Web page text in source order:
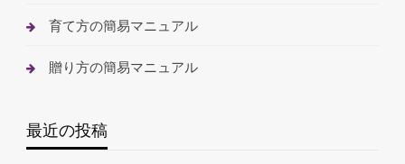
育て方の簡易マニュアル
贈り方の簡易マニュアル
最近の投稿